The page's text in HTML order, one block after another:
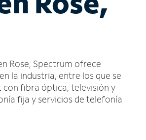
Rose, Spectrum ofrece
la industria, entre los que se
con fibra óptica, televisión y
fija y servicios de telefonía